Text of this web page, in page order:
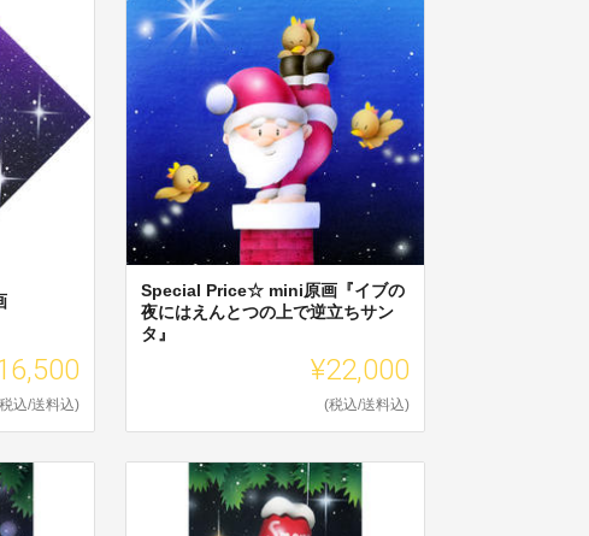
込/送料込)
Special Price☆ mini原画『イブの
夜にはえんとつの上で逆立ちサン
タ』
¥22,000
(税込/送料込)